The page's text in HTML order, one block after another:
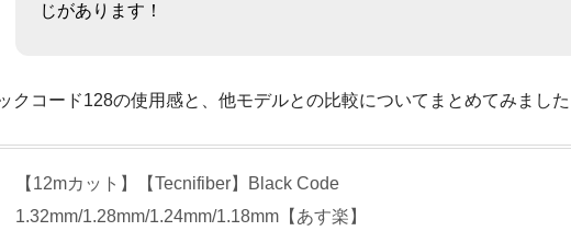
じがあります！
クコード128の使用感と、他モデルとの比較についてまとめてみました
【12mカット】【Tecnifiber】Black Code
1.32mm/1.28mm/1.24mm/1.18mm【あす楽】